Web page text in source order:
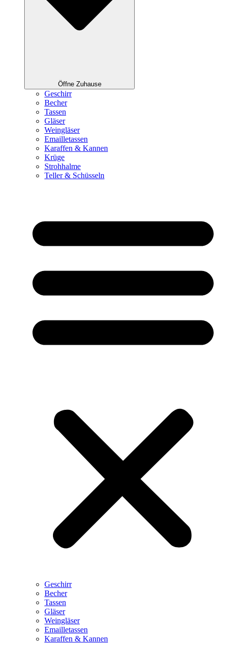
Öffne Zuhause
Geschirr
Becher
Tassen
Gläser
Weingläser
Emailletassen
Karaffen & Kannen
Krüge
Strohhalme
Teller & Schüsseln
Geschirr
Becher
Tassen
Gläser
Weingläser
Emailletassen
Karaffen & Kannen